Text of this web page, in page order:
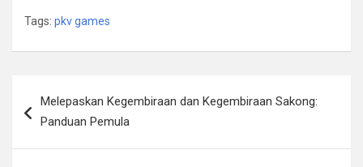
Tags: pkv games
navigation
Melepaskan Kegembiraan dan Kegembiraan Sakong:
Panduan Pemula